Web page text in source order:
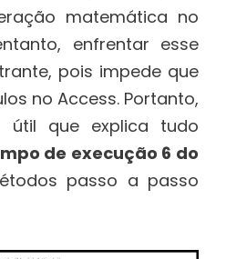
matemática no
enfrentar esse
pois impede que
no Access. Portanto,
útil que explica tudo
de execução 6 do
passo a passo